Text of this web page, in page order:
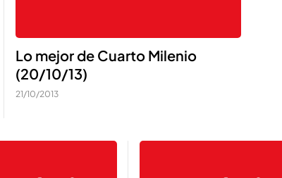
Lo mejor de Cuarto Milenio
(20/10/13)
21/10/2013